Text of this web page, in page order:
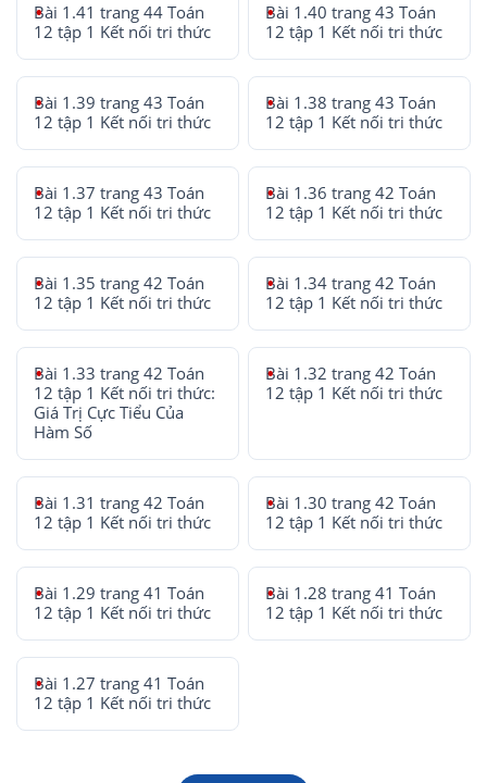
Bài 1.41 trang 44 Toán
12 tập 1 Kết nối tri thức
Bài 1.40 trang 43 Toán
12 tập 1 Kết nối tri thức
Bài 1.39 trang 43 Toán
12 tập 1 Kết nối tri thức
Bài 1.38 trang 43 Toán
12 tập 1 Kết nối tri thức
Bài 1.37 trang 43 Toán
12 tập 1 Kết nối tri thức
Bài 1.36 trang 42 Toán
12 tập 1 Kết nối tri thức
Bài 1.35 trang 42 Toán
12 tập 1 Kết nối tri thức
Bài 1.34 trang 42 Toán
12 tập 1 Kết nối tri thức
Bài 1.33 trang 42 Toán
12 tập 1 Kết nối tri thức:
Giá Trị Cực Tiểu Của
Hàm Số
Bài 1.32 trang 42 Toán
12 tập 1 Kết nối tri thức
Bài 1.31 trang 42 Toán
12 tập 1 Kết nối tri thức
Bài 1.30 trang 42 Toán
12 tập 1 Kết nối tri thức
Bài 1.29 trang 41 Toán
12 tập 1 Kết nối tri thức
Bài 1.28 trang 41 Toán
12 tập 1 Kết nối tri thức
Bài 1.27 trang 41 Toán
12 tập 1 Kết nối tri thức